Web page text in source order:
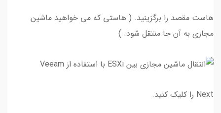
هاست مقصد را برگزینید. ( هاستی که می خواهید ماشین
مجازی به آن جا منتقل شود. )
Next را کلیک کنید.